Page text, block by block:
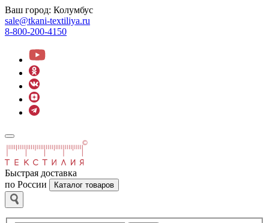
Ваш город: Колумбус
sale@tkani-textiliya.ru
8-800-200-4150
Быстрая доставка
по России
Каталог товаров